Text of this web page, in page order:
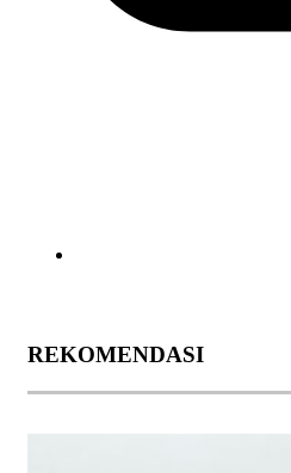
REKOMENDASI